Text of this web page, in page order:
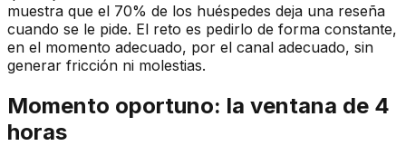
muestra que el 70% de los huéspedes deja una reseña
cuando se le pide. El reto es pedirlo de forma constante,
en el momento adecuado, por el canal adecuado, sin
generar fricción ni molestias.
Momento oportuno: la ventana de 4
horas